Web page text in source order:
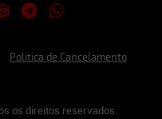
Politica de Cancelamento
os direitos reservados.